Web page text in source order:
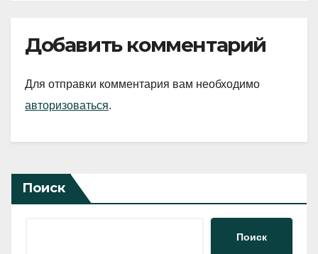
Добавить комментарий
Для отправки комментария вам необходимо
авторизоваться.
Поиск
Поиск